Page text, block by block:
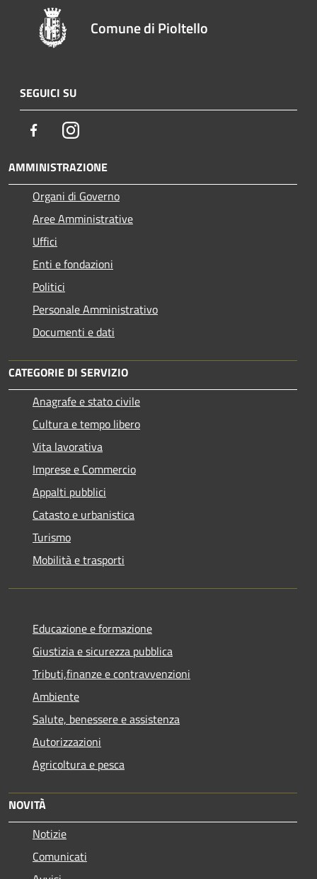
Comune di Pioltello
SEGUICI SU
FacebookInstagram
AMMINISTRAZIONE
Organi di Governo
Aree Amministrative
Uffici
Enti e fondazioni
Politici
Personale Amministrativo
Documenti e dati
CATEGORIE DI SERVIZIO
Anagrafe e stato civile
Cultura e tempo libero
Vita lavorativa
Imprese e Commercio
Appalti pubblici
Catasto e urbanistica
Turismo
Mobilità e trasporti
Educazione e formazione
Giustizia e sicurezza pubblica
Tributi,finanze e contravvenzioni
Ambiente
Salute, benessere e assistenza
Autorizzazioni
Agricoltura e pesca
NOVITÀ
Notizie
Comunicati